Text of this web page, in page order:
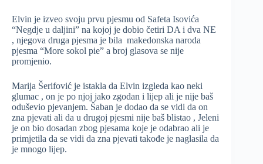
Elvin je izveo svoju prvu pjesmu od Safeta Isovića
“Negdje u daljini” na kojoj je dobio četiri DA i dva NE
, njegova druga pjesma je bila makedonska naroda
pjesma “More sokol pie” a broj glasova se nije
promjenio.
Marija Šerifović je istakla da Elvin izgleda kao neki
glumac , on je po njoj jako zgodan i lijep ali je nije baš
oduševio pjevanjem. Šaban je dodao da se vidi da on
zna pjevati ali da u drugoj pjesmi nije baš blistao , Jeleni
je on bio dosadan zbog pjesama koje je odabrao ali je
primjetila da se vidi da zna pjevati takođe je naglasila da
je mnogo lijep.